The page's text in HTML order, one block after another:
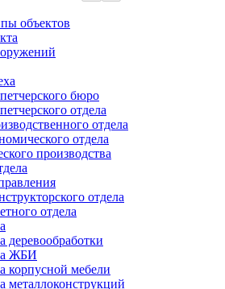
объектов
бюро
отдела
отдела
отдела
производства
отдела
отдела
деревообработки
ЖБИ
корпусной мебели
металлоконструкций